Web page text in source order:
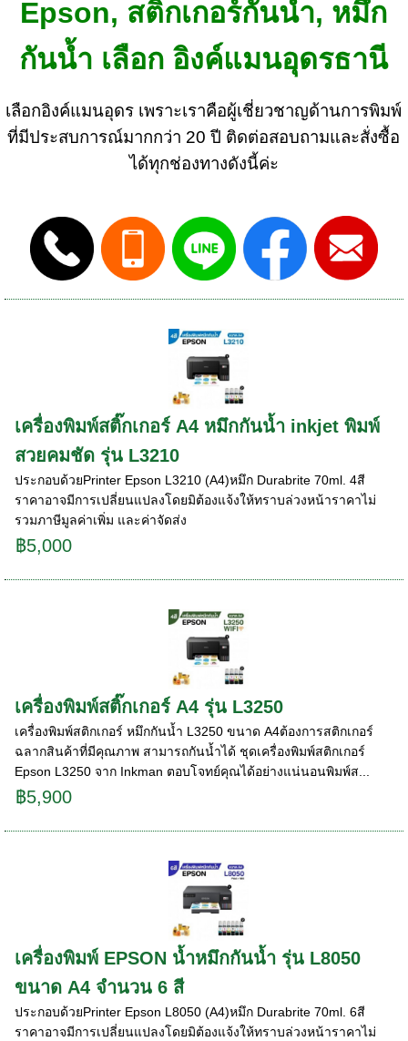
Epson, สติกเกอร์กันน้ำ, หมึก
กันน้ำ เลือก อิงค์แมนอุดรธานี
เลือกอิงค์แมนอุดร เพราะเราคือผู้เชี่ยวชาญด้านการพิมพ์
ที่มีประสบการณ์มากกว่า 20 ปี ติดต่อสอบถามและสั่งซื้อ
ได้ทุกช่องทางดังนี้ค่ะ
เครื่องพิมพ์สติ๊กเกอร์ A4 หมึกกันน้ำ inkjet พิมพ์
สวยคมชัด รุ่น L3210
ประกอบด้วยPrinter Epson L3210 (A4)หมึก Durabrite 70ml. 4สี
ราคาอาจมีการเปลี่ยนแปลงโดยมิต้องแจ้งให้ทราบล่วงหน้าราคาไม่
รวมภาษีมูลค่าเพิ่ม และค่าจัดส่ง
฿5,000
เครื่องพิมพ์สติ๊กเกอร์ A4 รุ่น L3250
เครื่องพิมพ์สติกเกอร์ หมึกกันน้ำ L3250 ขนาด A4ต้องการสติกเกอร์
ฉลากสินค้าที่มีคุณภาพ สามารถกันน้ำได้ ชุดเครื่องพิมพ์สติกเกอร์
Epson L3250 จาก Inkman ตอบโจทย์คุณได้อย่างแน่นอนพิมพ์ส...
฿5,900
เครื่องพิมพ์ EPSON น้ำหมึกกันน้ำ รุ่น L8050
ขนาด A4 จำนวน 6 สี
ประกอบด้วยPrinter Epson L8050 (A4)หมึก Durabrite 70ml. 6สี
ราคาอาจมีการเปลี่ยนแปลงโดยมิต้องแจ้งให้ทราบล่วงหน้าราคาไม่